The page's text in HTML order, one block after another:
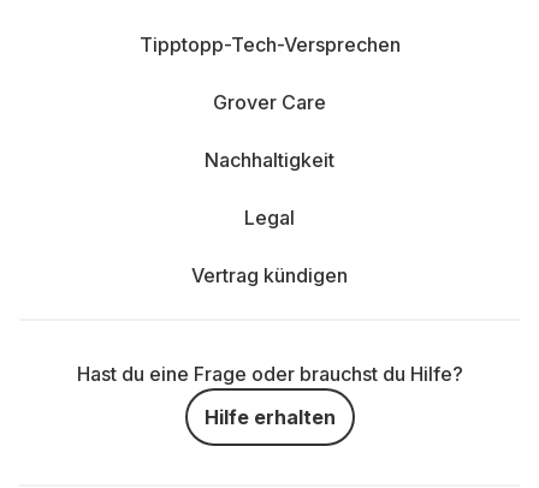
Tipptopp-Tech-Versprechen
Grover Care
Nachhaltigkeit
Legal
Vertrag kündigen
Hast du eine Frage oder brauchst du Hilfe?
Hilfe erhalten